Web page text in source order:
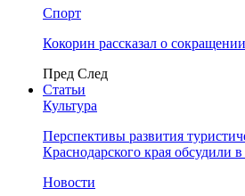
Спорт
Кокорин рассказал о
Пред След
Статьи
Культура
Перспективы развития
Краснодарского края обсудили
Новости